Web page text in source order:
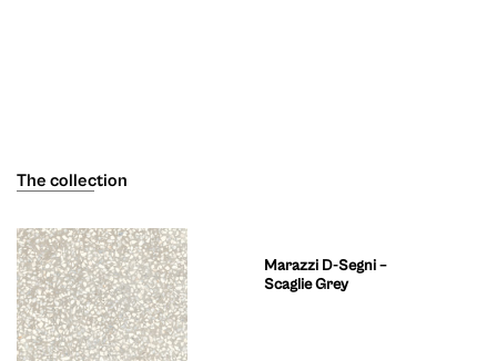
The collection
Marazzi D-Segni –
Scaglie Grey